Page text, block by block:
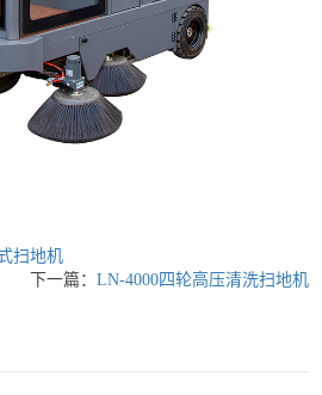
扫地机
下一篇： LN-4000四轮高压清洗扫地机